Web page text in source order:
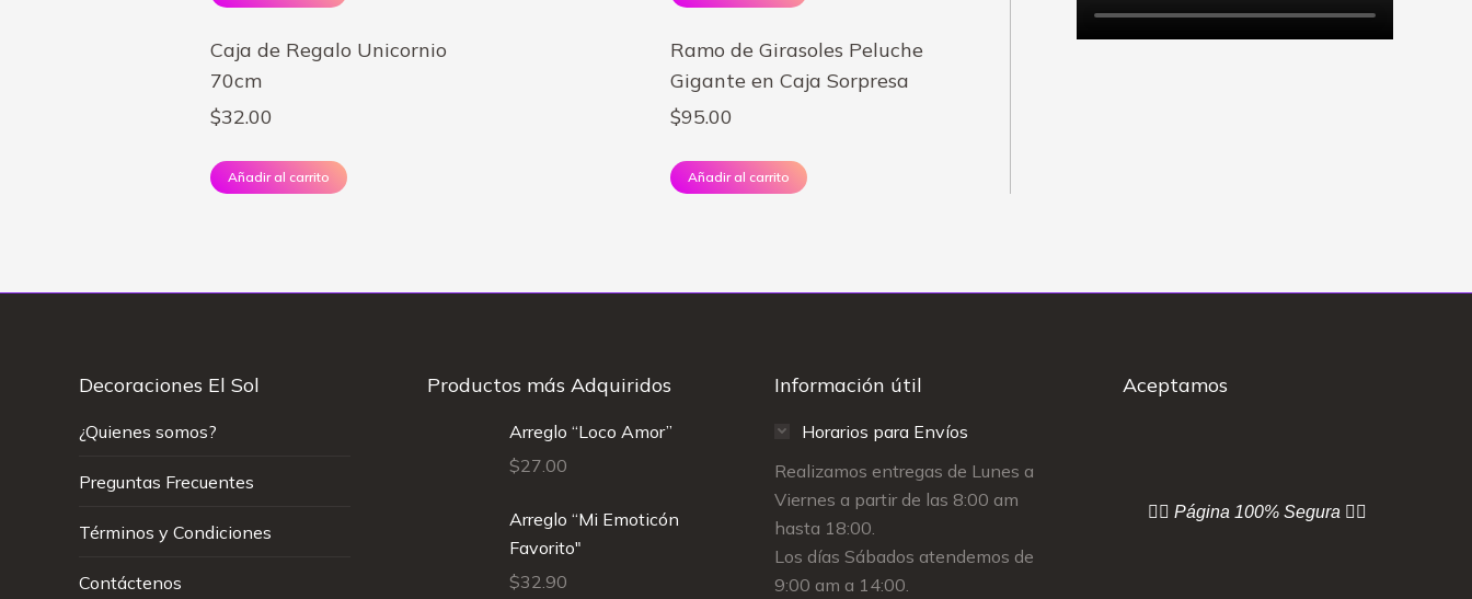
Caja de Regalo Unicornio
70cm
$32.00
Añadir al carrito
Ramo de Girasoles Peluche
Gigante en Caja Sorpresa
$95.00
Añadir al carrito
Decoraciones El Sol
¿Quienes somos?
Preguntas Frecuentes
Términos y Condiciones
Contáctenos
Productos más Adquiridos
Arreglo “Loco Amor”
$27.00
Arreglo “Mi Emoticón
Favorito"
$32.90
Información útil
Horarios para Envíos
Realizamos entregas de Lunes a
Viernes a partir de las 8:00 am
hasta 18:00.
Los días Sábados atendemos de
9:00 am a 14:00.
Aceptamos
👇🏻 Página 100% Segura 👇🏻